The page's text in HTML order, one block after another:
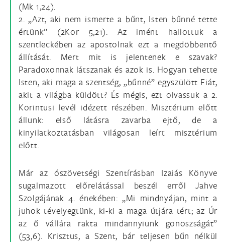
(Mk 1,24).
2. „Azt, aki nem ismerte a bűnt, Isten bűnné tette
értünk” (2Kor 5,21). Az imént hallottuk a
szentleckében az apostolnak ezt a megdöbbentő
állítását. Mert mit is jelentenek e szavak?
Paradoxonnak látszanak és azok is. Hogyan tehette
Isten, aki maga a szentség, „bűnné” egyszülött Fiát,
akit a világba küldött? És mégis, ezt olvassuk a 2.
Korintusi levél idézett részében. Misztérium előtt
állunk: első látásra zavarba ejtő, de a
kinyilatkoztatásban világosan leírt misztérium
előtt.
Már az ószövetségi Szentírásban Izaiás Könyve
sugalmazott előrelátással beszél erről Jahve
Szolgájának 4. énekében: „Mi mindnyájan, mint a
juhok tévelyegtünk, ki-ki a maga útjára tért; az Úr
az ő vállára rakta mindannyiunk gonoszságát”
(53,6). Krisztus, a Szent, bár teljesen bűn nélkül